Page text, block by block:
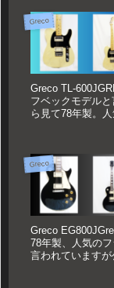
Greco
Greco TL-
フベックモデル
ら見て78年製。
Greco
Greco
78年製、人気の
言われています